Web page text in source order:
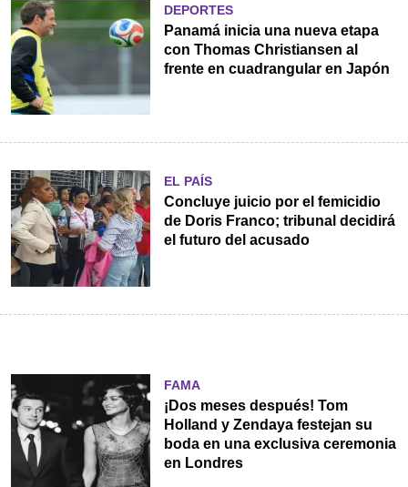
DEPORTES
Panamá inicia una nueva etapa
con Thomas Christiansen al
frente en cuadrangular en Japón
EL PAÍS
Concluye juicio por el femicidio
de Doris Franco; tribunal decidirá
el futuro del acusado
FAMA
¡Dos meses después! Tom
Holland y Zendaya festejan su
boda en una exclusiva ceremonia
en Londres